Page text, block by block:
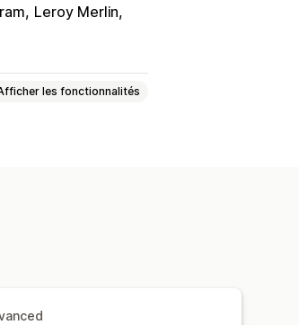
Leroy Merlin
les fonctionnalités
jour de la boutique